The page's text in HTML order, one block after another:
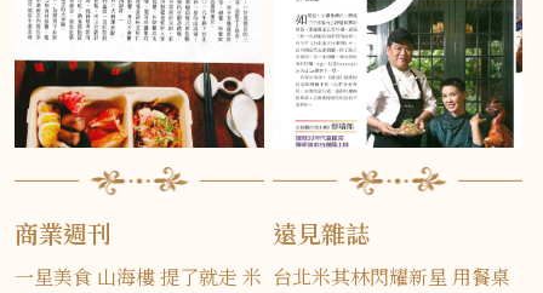
商業週刊
一星美食 山海樓 提了就走 米
遠見雜誌
台北米其林閃耀新星 用餐桌